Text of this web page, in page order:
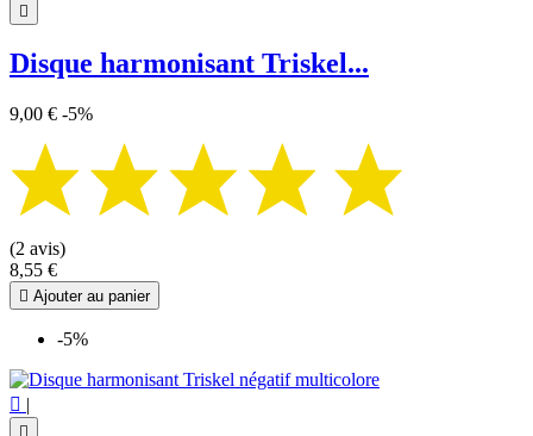

Disque harmonisant Triskel...
9,00 € -5%
(2 avis)
8,55 €
 Ajouter au panier
-5%
 |
